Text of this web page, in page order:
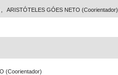
ARISTÓTELES GÓES NETO (Coorientador)
(Coorientador)